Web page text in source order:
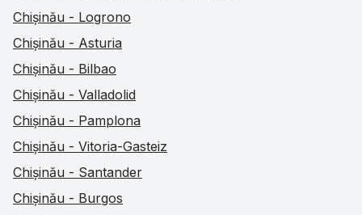
Chișinău - Logrono
Chișinău - Asturia
Chișinău - Bilbao
Chișinău - Valladolid
Chișinău - Pamplona
Chișinău - Vitoria-Gasteiz
Chișinău - Santander
Chișinău - Burgos